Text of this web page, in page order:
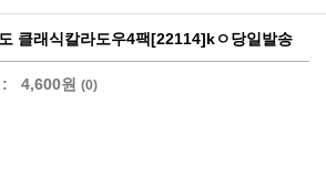
클래식칼라도우4팩[22114]kㅇ당일발송
4,600원 (0)